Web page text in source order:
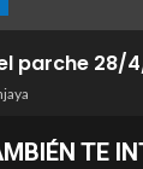
parche 28/
TE